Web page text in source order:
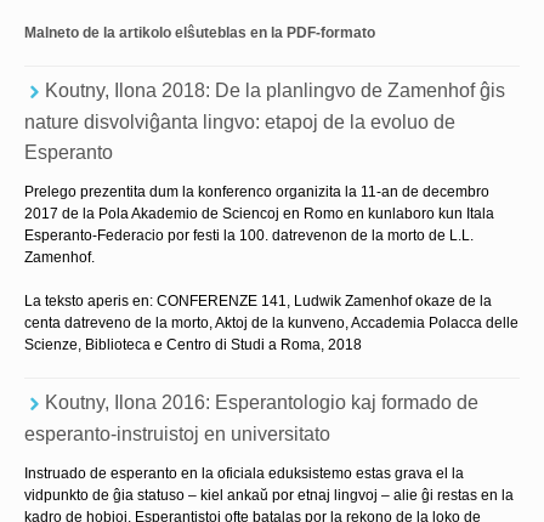
Malneto de la artikolo elŝuteblas en la PDF-formato
Koutny, Ilona 2018: De la planlingvo de Zamenhof ĝis
nature disvolviĝanta lingvo: etapoj de la evoluo de
Esperanto
Prelego prezentita dum la konferenco organizita la 11-an de decembro
2017 de la Pola Akademio de Sciencoj en Romo en kunlaboro kun Itala
Esperanto-Federacio por festi la 100. datrevenon de la morto de L.L.
Zamenhof.
La teksto aperis en: CONFERENZE 141, Ludwik Zamenhof okaze de la
centa datreveno de la morto, Aktoj de la kunveno, Accademia Polacca delle
Scienze, Biblioteca e Centro di Studi a Roma, 2018
Koutny, Ilona 2016: Esperantologio kaj formado de
esperanto-instruistoj en universitato
Instruado de esperanto en la oficiala eduksistemo estas grava el la
vidpunkto de ĝia statuso – kiel ankaŭ por etnaj lingvoj – alie ĝi restas en la
kadro de hobioj. Esperantistoj ofte batalas por la rekono de la loko de